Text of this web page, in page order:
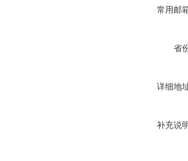
常用邮
省
详细地
补充说